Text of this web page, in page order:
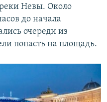
Невы. Около
до начала
очереди из
попасть на площадь.